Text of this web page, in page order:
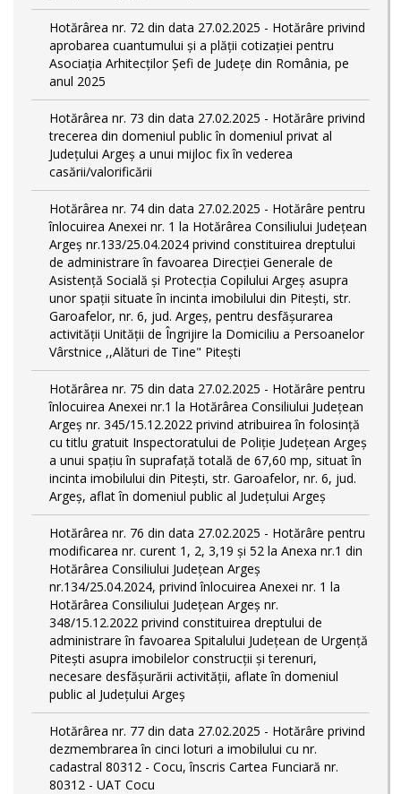
Hotărârea nr. 72 din data 27.02.2025 - Hotărâre privind
aprobarea cuantumului și a plății cotizației pentru
Asociația Arhitecților Șefi de Județe din România, pe
anul 2025
Hotărârea nr. 73 din data 27.02.2025 - Hotărâre privind
trecerea din domeniul public în domeniul privat al
Județului Argeș a unui mijloc fix în vederea
casării/valorificării
Hotărârea nr. 74 din data 27.02.2025 - Hotărâre pentru
înlocuirea Anexei nr. 1 la Hotărârea Consiliului Județean
Argeș nr.133/25.04.2024 privind constituirea dreptului
de administrare în favoarea Direcției Generale de
Asistență Socială și Protecția Copilului Argeș asupra
unor spații situate în incinta imobilului din Pitești, str.
Garoafelor, nr. 6, jud. Argeș, pentru desfășurarea
activității Unității de Îngrijire la Domiciliu a Persoanelor
Vârstnice ,,Alături de Tine" Pitești
Hotărârea nr. 75 din data 27.02.2025 - Hotărâre pentru
înlocuirea Anexei nr.1 la Hotărârea Consiliului Județean
Argeș nr. 345/15.12.2022 privind atribuirea în folosință
cu titlu gratuit Inspectoratului de Poliție Județean Argeș
a unui spațiu în suprafață totală de 67,60 mp, situat în
incinta imobilului din Pitești, str. Garoafelor, nr. 6, jud.
Argeș, aflat în domeniul public al Județului Argeș
Hotărârea nr. 76 din data 27.02.2025 - Hotărâre pentru
modificarea nr. curent 1, 2, 3,19 și 52 la Anexa nr.1 din
Hotărârea Consiliului Județean Argeș
nr.134/25.04.2024, privind înlocuirea Anexei nr. 1 la
Hotărârea Consiliului Județean Argeș nr.
348/15.12.2022 privind constituirea dreptului de
administrare în favoarea Spitalului Județean de Urgență
Pitești asupra imobilelor construcții și terenuri,
necesare desfășurării activității, aflate în domeniul
public al Județului Argeș
Hotărârea nr. 77 din data 27.02.2025 - Hotărâre privind
dezmembrarea în cinci loturi a imobilului cu nr.
cadastral 80312 - Cocu, înscris Cartea Funciară nr.
80312 - UAT Cocu